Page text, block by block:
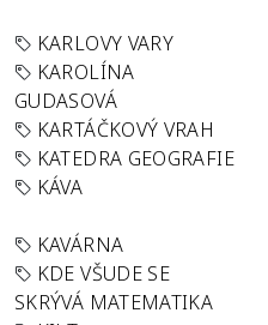
KARLOVY VARY
KAROLÍNA
GUDASOVÁ
KARTÁČKOVÝ VRAH
KATEDRA GEOGRAFIE
KÁVA
KAVÁRNA
KDE VŠUDE SE
SKRÝVÁ MATEMATIKA